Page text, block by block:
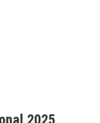
2025